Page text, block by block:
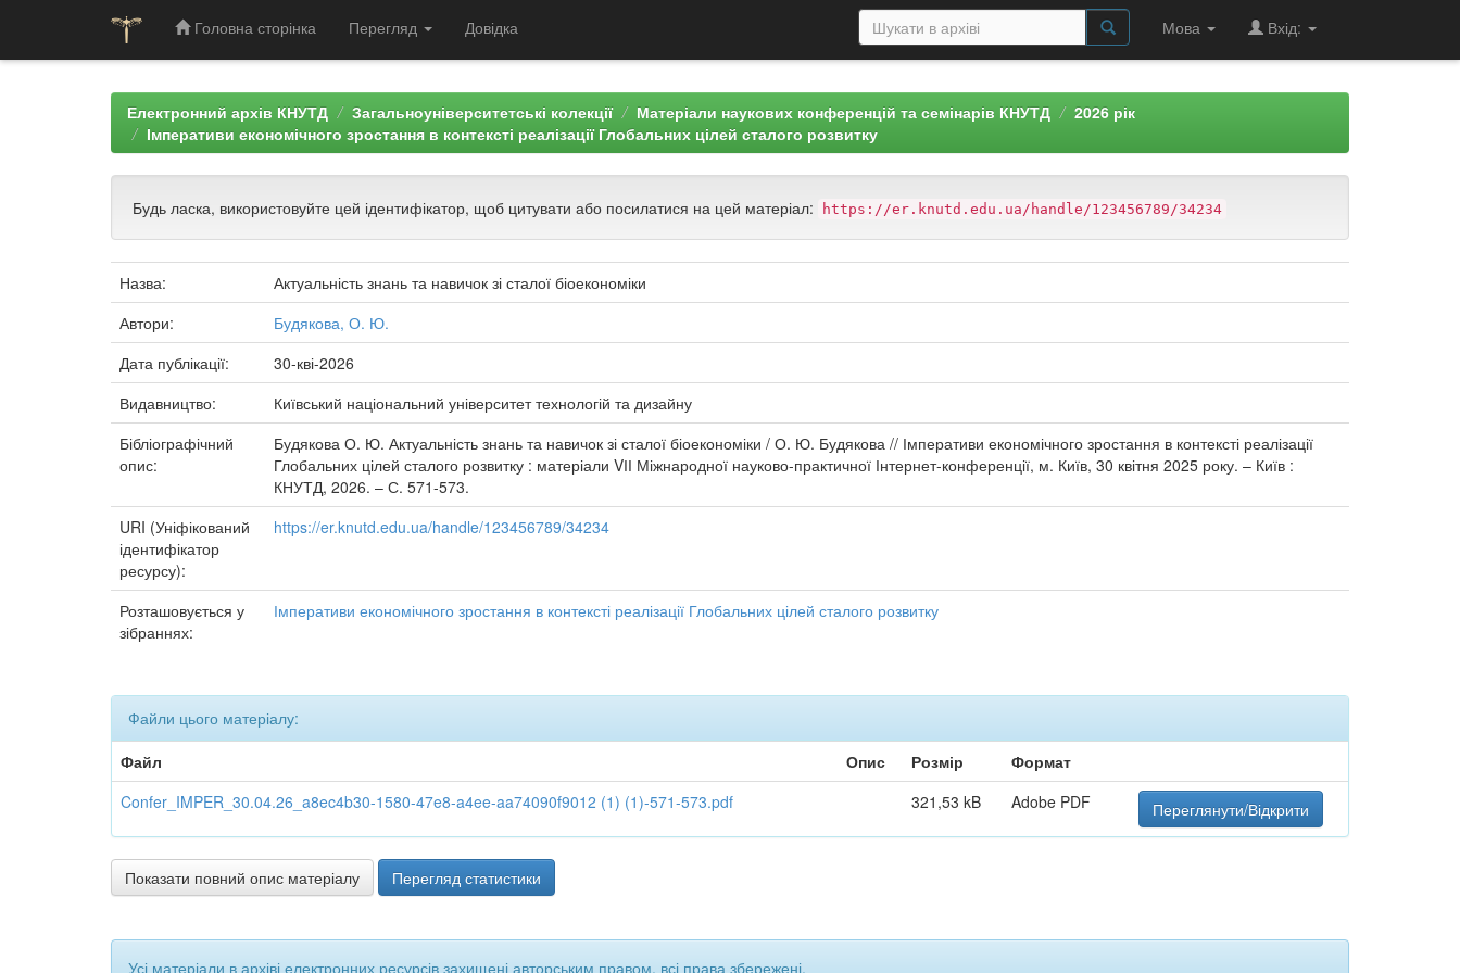
Головна сторінка Перегляд Довідка Мова Вхід:
Електронний архів КНУТД Загальноуніверситетські колекції Матеріали наукових конференцій та семінарів КНУТД
2026 рік
Імперативи економічного зростання в контексті реалізації Глобальних цілей сталого розвитку
Будь ласка, використовуйте цей ідентифікатор, щоб цитувати або посилатися на цей матеріал: https://er.knutd.edu.ua/handle/123456789/34234
Назва:
Актуальність знань та навичок зі сталої біоекономіки
Автори:
Будякова, О. Ю.
Дата публікації:
30-кві-2026
Видавництво:
Київський національний університет технологій та дизайну
Бібліографічний
опис:
Будякова О. Ю. Актуальність знань та навичок зі сталої біоекономіки / О. Ю. Будякова // Імперативи економічного зростання в контексті реалізації
Глобальних цілей сталого розвитку : матеріали VІІ Міжнародної науково-практичної Інтернет-конференції, м. Київ, 30 квітня 2025 року. – Київ :
КНУТД, 2026. – С. 571-573.
URI (Уніфікований
ідентифікатор
ресурсу):
https://er.knutd.edu.ua/handle/123456789/34234
Розташовується у
зібраннях:
Імперативи економічного зростання в контексті реалізації Глобальних цілей сталого розвитку
Файли цього матеріалу:
Файл
Опис Розмір
Формат
Confer_IMPER_30.04.26_a8ec4b30-1580-47e8-a4ee-aa74090f9012 (1) (1)-571-573.pdf
321,53 kB Adobe PDF Переглянути/Відкрити
Показати повний опис матеріалу Перегляд статистики
Усі матеріали в архіві електронних ресурсів захищені авторським правом, всі права збережені.